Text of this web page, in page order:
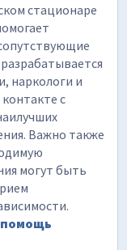
стационаре
наркологи и
с
Важно также
могут быть
помощь